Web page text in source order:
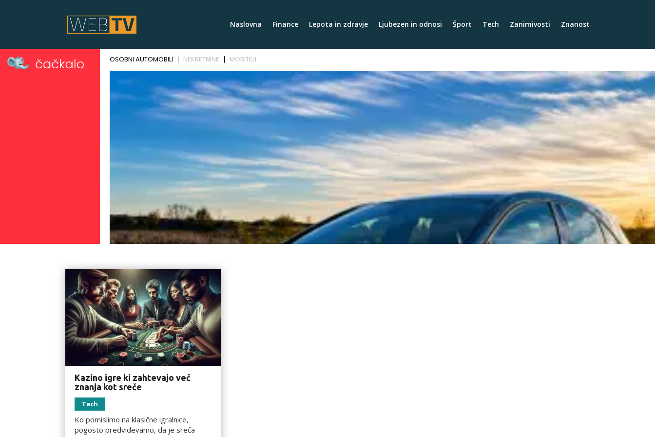
Naslovna Finance Lepota in zdravje Ljubezen in odnosi Šport Tech Zanimivosti Znanost
Kazino igre ki zahtevajo več
znanja kot sreče
Tech
Ko pomislimo na klasične igralnice,
pogosto predvidevamo, da je sreča